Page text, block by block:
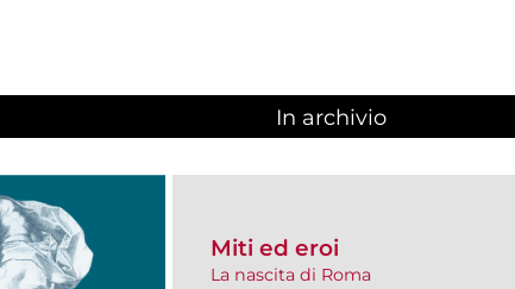
In archivio
Miti ed eroi
La nascita di Roma